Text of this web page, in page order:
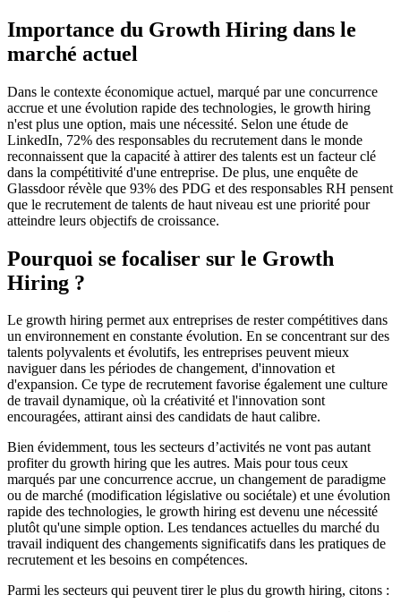
Importance du Growth Hiring dans le
marché actuel
Dans le contexte économique actuel, marqué par une concurrence
accrue et une évolution rapide des technologies, le growth hiring
n'est plus une option, mais une nécessité. Selon une étude de
LinkedIn, 72% des responsables du recrutement dans le monde
reconnaissent que la capacité à attirer des talents est un facteur clé
dans la compétitivité d'une entreprise. De plus, une enquête de
Glassdoor révèle que 93% des PDG et des responsables RH pensent
que le recrutement de talents de haut niveau est une priorité pour
atteindre leurs objectifs de croissance.
Pourquoi se focaliser sur le Growth
Hiring ?
Le growth hiring permet aux entreprises de rester compétitives dans
un environnement en constante évolution. En se concentrant sur des
talents polyvalents et évolutifs, les entreprises peuvent mieux
naviguer dans les périodes de changement, d'innovation et
d'expansion. Ce type de recrutement favorise également une culture
de travail dynamique, où la créativité et l'innovation sont
encouragées, attirant ainsi des candidats de haut calibre.
Bien évidemment, tous les secteurs d’activités ne vont pas autant
profiter du growth hiring que les autres. Mais pour tous ceux
marqués par une concurrence accrue, un changement de paradigme
ou de marché (modification législative ou sociétale) et une évolution
rapide des technologies, le growth hiring est devenu une nécessité
plutôt qu'une simple option. Les tendances actuelles du marché du
travail indiquent des changements significatifs dans les pratiques de
recrutement et les besoins en compétences.
Parmi les secteurs qui peuvent tirer le plus du growth hiring, citons :